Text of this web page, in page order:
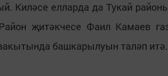
Киләсе елларда да Тукай
җитәкчесе Фаил Камаев
башкарылуын таләп итә.